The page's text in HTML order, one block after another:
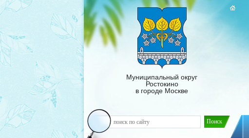
Муниципальный округ
Ростокино
в городе Москве